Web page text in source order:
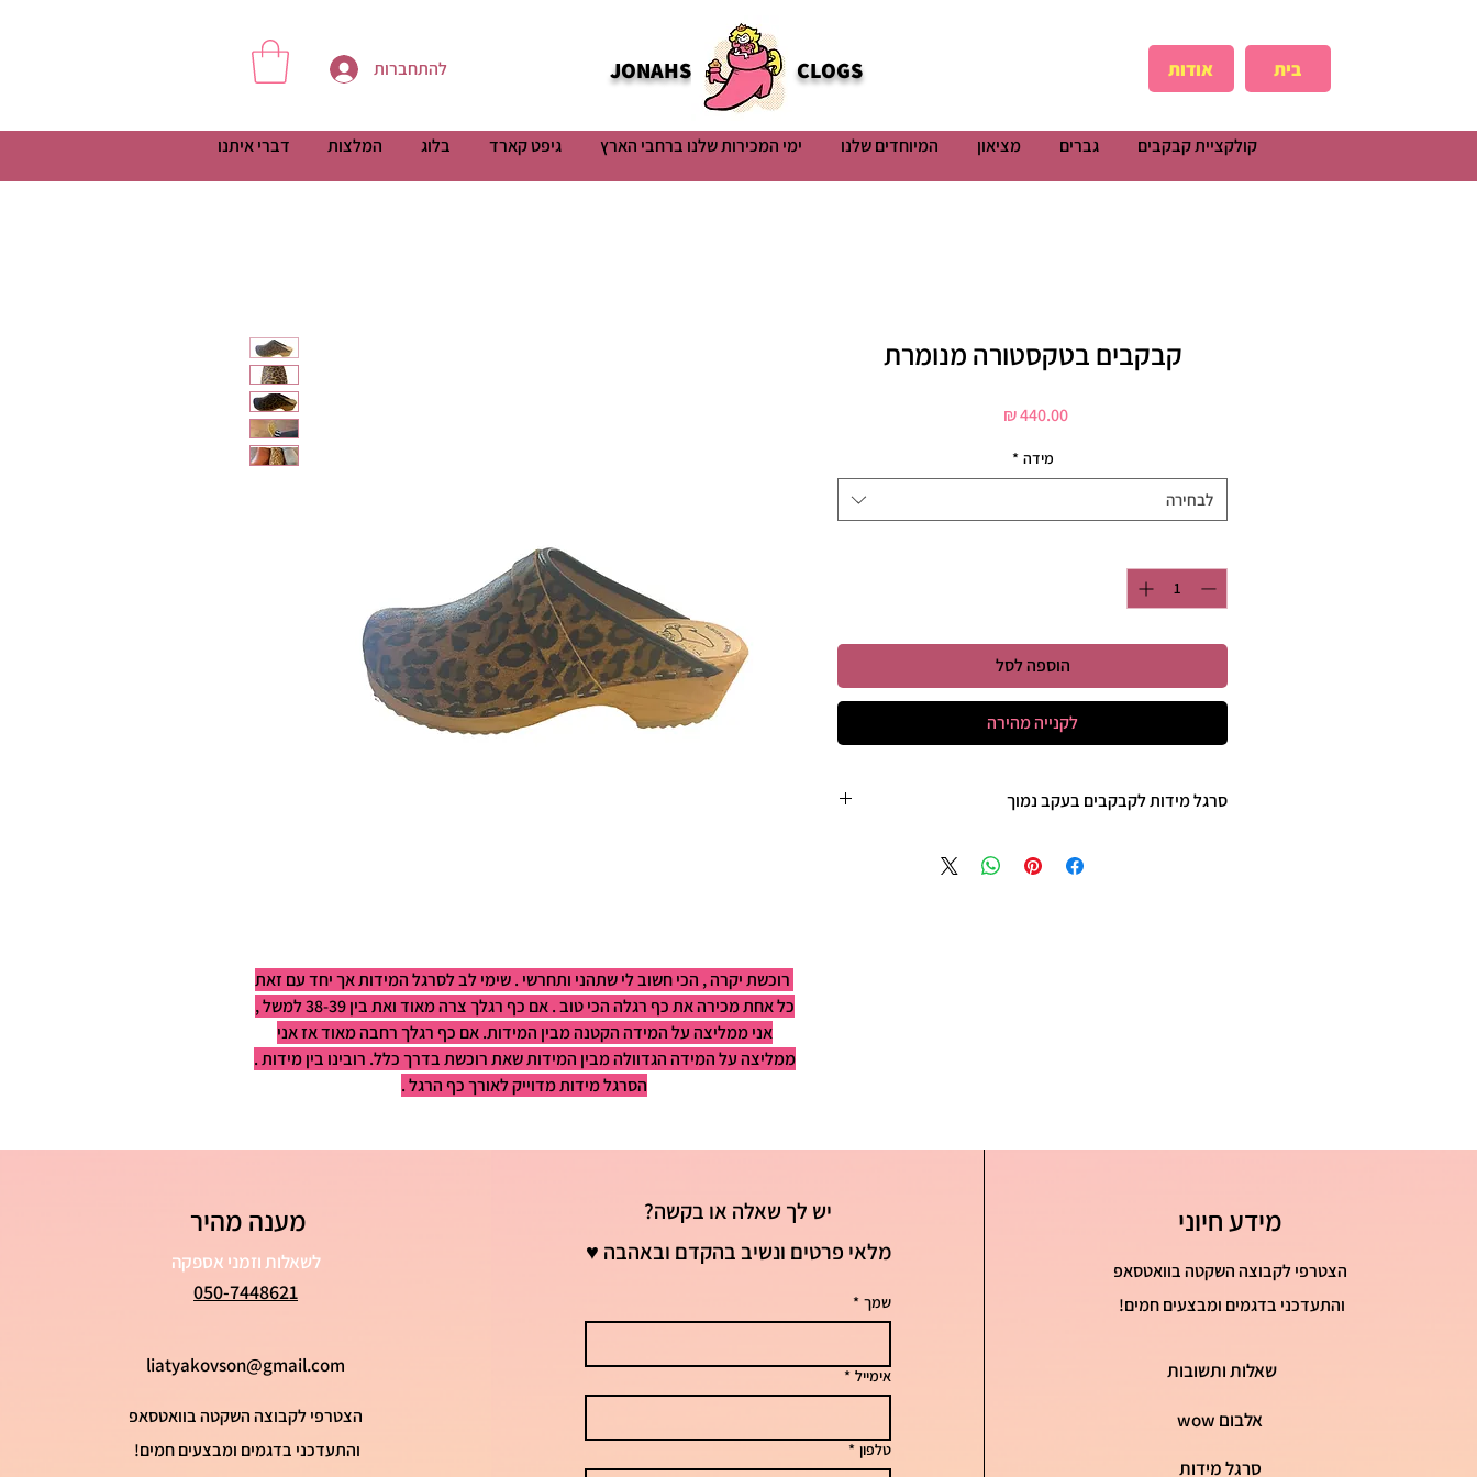
להתחברות JONAHS CLOGS אודות בית
קולקציית קבקבים גברים מציאון המיוחדים שלנו ימי המכירות שלנו ברחבי הארץ גיפט קארד בלוג המלצות דברי איתנו
רוכשת יקרה , הכי חשוב לי שתהני ותחרשי . שימי לב לסרגל המידות אך יחד עם זאת
כל אחת מכירה את כף רגלה הכי טוב . אם כף רגלך צרה מאוד ואת בין 38-39 למשל ,
אני ממליצה על המידה הקטנה מבין המידות. אם כף רגלך רחבה מאוד אז אני
ממליצה על המידה הגדוולה מבין המידות שאת רוכשת בדרך כלל. רובינו בין מידות .
הסרגל מידות מדוייק לאורך כף הרגל .
קבקבים בטקסטורה מנומרת
‏440.00 ‏₪
מידה *
לבחירה
הוספה לסל
לקנייה מהירה
סרגל מידות לקבקבים בעקב נמוך
מענה מהיר
לשאלות וזמני אספקה
050-7448621
liatyakovson@gmail.com
הצטרפי לקבוצה השקטה בוואטסאפ
והתעדכני בדגמים ומבצעים חמים!
יש לך שאלה או בקשה?
מלאי פרטים ונשיב בהקדם ובאהבה ♥
שמך *
אימייל *
טלפון *
מידע חיוני
הצטרפי לקבוצה השקטה בוואטסאפ
והתעדכני בדגמים ומבצעים חמים!
שאלות ותשובות
אלבום wow
סרגל מידות